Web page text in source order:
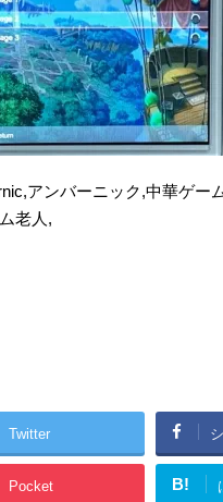
アンバーニック,中華ゲー
老人,
Twitter
Pocket B!